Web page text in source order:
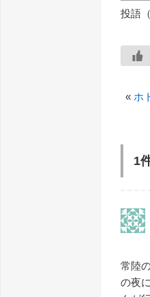
投語
« ホ
1
常陸
の夜